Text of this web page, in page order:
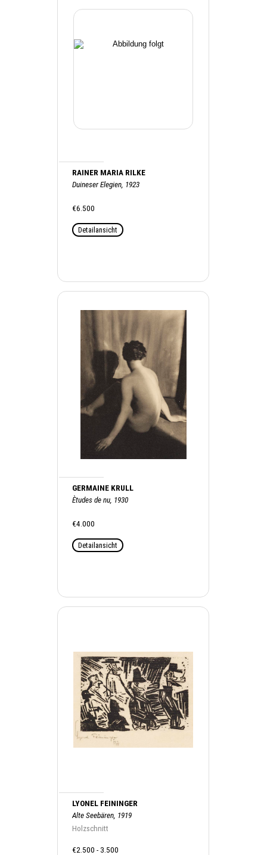
RAINER MARIA RILKE
Duineser Elegien, 1923
€6.500
Detailansicht
GERMAINE KRULL
Ètudes de nu, 1930
€4.000
Detailansicht
LYONEL FEININGER
Alte Seebären, 1919
Holzschnitt
€2.500 - 3.500